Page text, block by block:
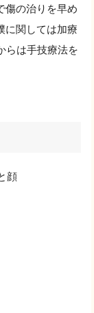
傷の治りを早め
に関しては加療
らは手技療法を
顔